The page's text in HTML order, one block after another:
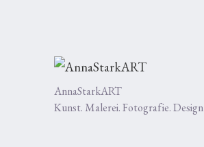
AnnaStarkART
Kunst. Malerei. Fotografie. Design